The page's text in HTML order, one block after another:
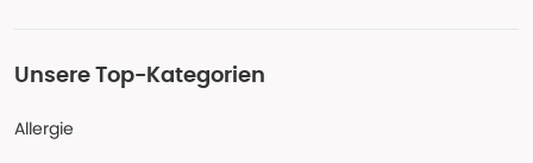
Unsere Top-Kategorien
Allergie